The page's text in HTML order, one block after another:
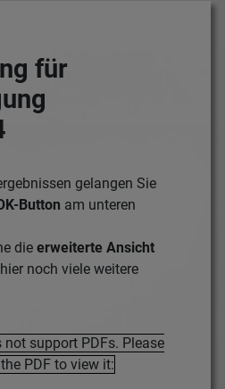
für
gelangen Sie
Button am unteren
die erweiterte Ansicht
noch viele weitere
support PDFs. Please
PDF to view it: